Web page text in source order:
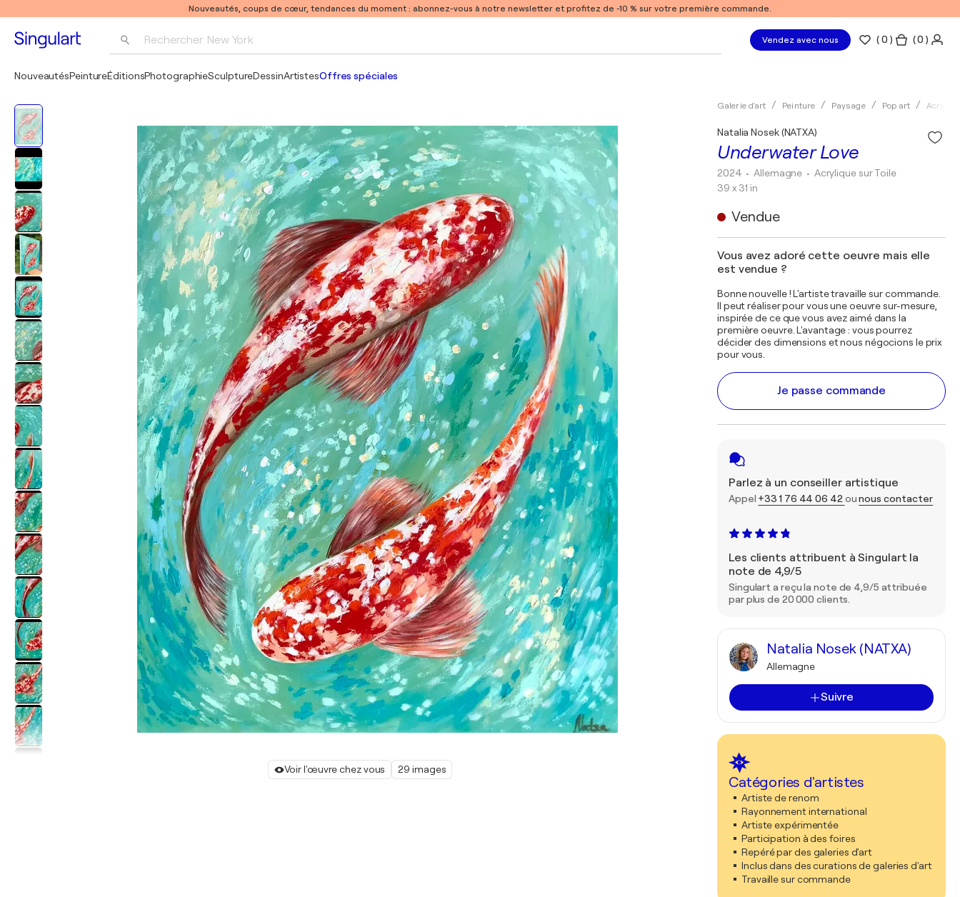
Nouveautés, coups de cœur, tendances du moment : abonnez-vous à notre newsletter et profitez de -10 % sur votre première commande.
Rechercher New York
Pablo Picasso
Vendez avec nous (0 ) ( 0 )
NouveautésPeintureÉditionsPhotographieSculptureDessinArtistesOffres spéciales
Voir l'œuvre chez vous 29 images
Galerie d'art Peinture Paysage Pop art
Underwater Love
Natalia Nosek (NATXA)
2024 • Allemagne • Acrylique sur Toile
39 x 31 in
Vendue
Vous avez adoré cette oeuvre mais elle
est vendue ?
Bonne nouvelle ! L'artiste travaille sur commande.
Il peut réaliser pour vous une oeuvre sur-mesure,
inspirée de ce que vous avez aimé dans la
première oeuvre. L'avantage : vous pourrez
décider des dimensions et nous négocions le prix
pour vous.
Je passe commande
Parlez à un conseiller artistique
Appel +33 1 76 44 06 42 ounous contacter
Les clients attribuent à Singulart la
note de 4,9/5
Singulart a reçu la note de 4,9/5 attribuée
par plus de 20 000 clients.
Natalia Nosek (NATXA)
Allemagne
Suivre
Catégories d'artistes
Artiste de renom
Rayonnement international
Artiste expérimentée
Participation à des foires
Repéré par des galeries d'art
Inclus dans des curations de galeries d'art
Travaille sur commande